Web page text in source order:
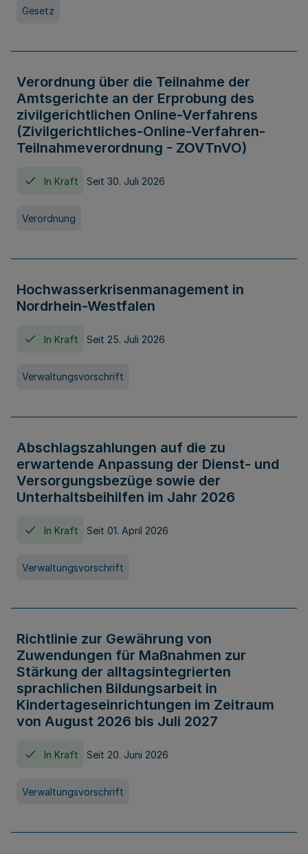
Gesetz
Verordnung über die Teilnahme der
Amtsgerichte an der Erprobung des
zivilgerichtlichen Online-Verfahrens
(Zivilgerichtliches-Online-Verfahren-
Teilnahmeverordnung - ZOVTnVO)
In Kraft Seit 30. Juli 2026
Verordnung
Hochwasserkrisenmanagement in
Nordrhein-Westfalen
In Kraft Seit 25. Juli 2026
Verwaltungsvorschrift
Abschlagszahlungen auf die zu
erwartende Anpassung der Dienst- und
Versorgungsbezüge sowie der
Unterhaltsbeihilfen im Jahr 2026
In Kraft Seit 01. April 2026
Verwaltungsvorschrift
Richtlinie zur Gewährung von
Zuwendungen für Maßnahmen zur
Stärkung der alltagsintegrierten
sprachlichen Bildungsarbeit in
Kindertageseinrichtungen im Zeitraum
von August 2026 bis Juli 2027
In Kraft Seit 20. Juni 2026
Verwaltungsvorschrift